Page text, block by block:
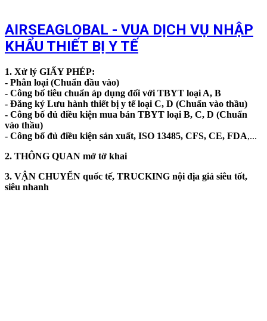
AIRSEAGLOBAL - VUA DỊCH VỤ NHẬP
KHẨU THIẾT BỊ Y TẾ
1. Xử lý GIẤY PHÉP:
- Phân loại (Chuẩn đầu vào)
- Công bố tiêu chuẩn áp dụng đối với TBYT loại A, B
- Đăng ký Lưu hành thiết bị y tế loại C, D (Chuẩn vào thầu)
- Công bố đủ điều kiện mua bán TBYT loại B, C, D (Chuẩn
vào thầu)
- Công bố đủ điều kiện sản xuất, ISO 13485, CFS, CE, FDA,...
2. THÔNG QUAN mở tờ khai
3. VẬN CHUYỂN quốc tế, TRUCKING nội địa giá siêu tốt,
siêu nhanh